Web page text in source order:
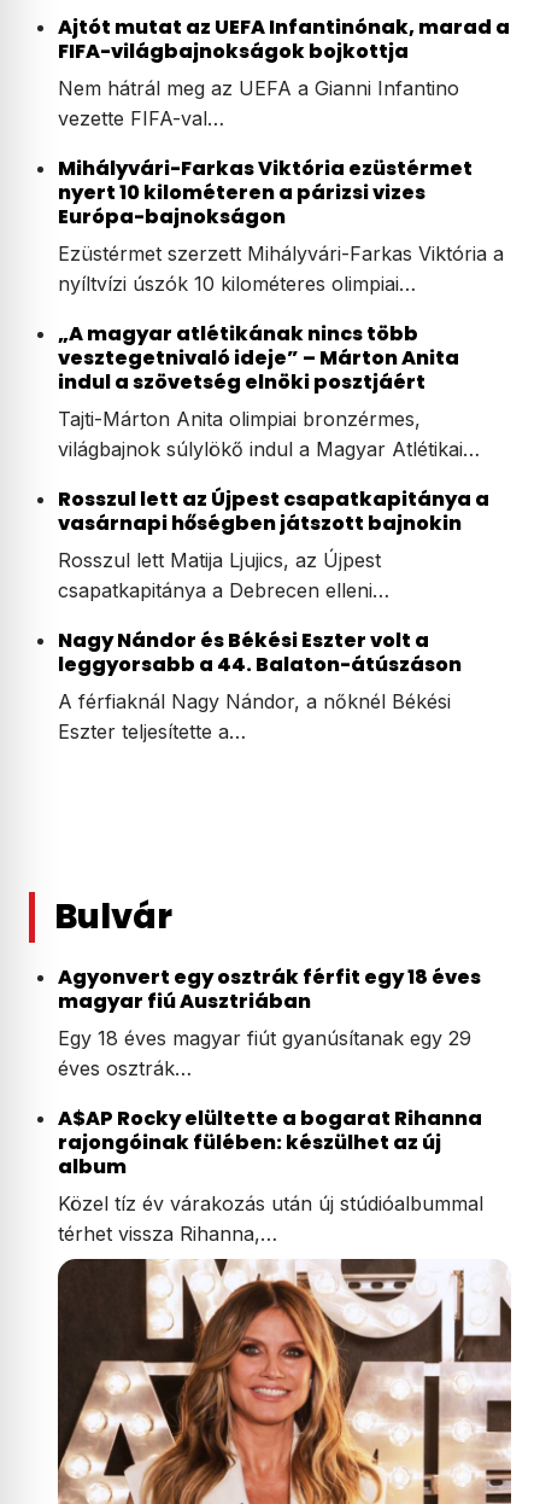
Ajtót mutat az UEFA Infantinónak, marad a
FIFA-világbajnokságok bojkottja
Nem hátrál meg az UEFA a Gianni Infantino
vezette FIFA-val…
Mihályvári-Farkas Viktória ezüstérmet
nyert 10 kilométeren a párizsi vizes
Európa-bajnokságon
Ezüstérmet szerzett Mihályvári-Farkas Viktória a
nyíltvízi úszók 10 kilométeres olimpiai…
„A magyar atlétikának nincs több
vesztegetnivaló ideje” – Márton Anita
indul a szövetség elnöki posztjáért
Tajti-Márton Anita olimpiai bronzérmes,
világbajnok súlylökő indul a Magyar Atlétikai…
Rosszul lett az Újpest csapatkapitánya a
vasárnapi hőségben játszott bajnokin
Rosszul lett Matija Ljujics, az Újpest
csapatkapitánya a Debrecen elleni…
Nagy Nándor és Békési Eszter volt a
leggyorsabb a 44. Balaton-átúszáson
A férfiaknál Nagy Nándor, a nőknél Békési
Eszter teljesítette a…
Bulvár
Agyonvert egy osztrák férfit egy 18 éves
magyar fiú Ausztriában
Egy 18 éves magyar fiút gyanúsítanak egy 29
éves osztrák…
A$AP Rocky elültette a bogarat Rihanna
rajongóinak fülében: készülhet az új
album
Közel tíz év várakozás után új stúdióalbummal
térhet vissza Rihanna,…